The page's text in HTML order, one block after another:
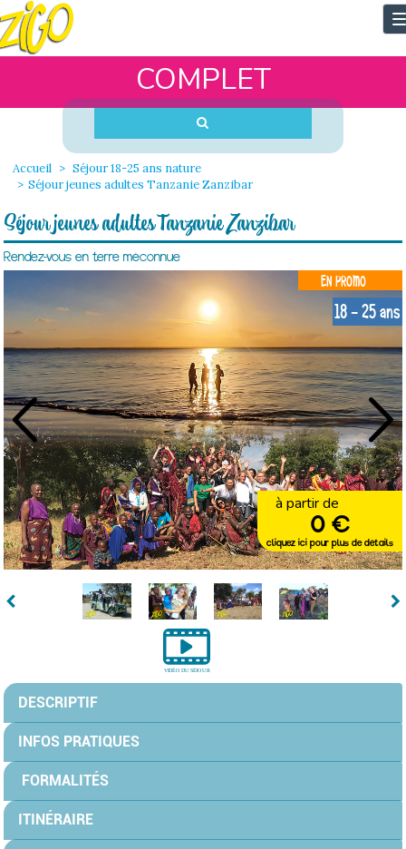
COMPLET
Accueil
Séjour 18-25 ans nature
Séjour jeunes adultes Tanzanie Zanzibar
Séjour jeunes adultes Tanzanie Zanzibar
Rendez-vous en terre méconnue
EN PROMO
18 - 25 ans
à partir de
0 €
cliquez ici pour plus de détails
DESCRIPTIF
INFOS PRATIQUES
FORMALITÉS
ITINÉRAIRE